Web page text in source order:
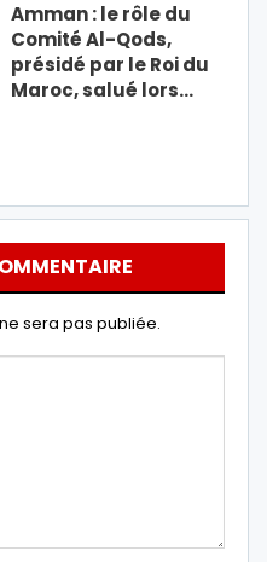
Amman : le rôle du
Comité Al-Qods,
présidé par le Roi du
Maroc, salué lors…
sera pas publiée.